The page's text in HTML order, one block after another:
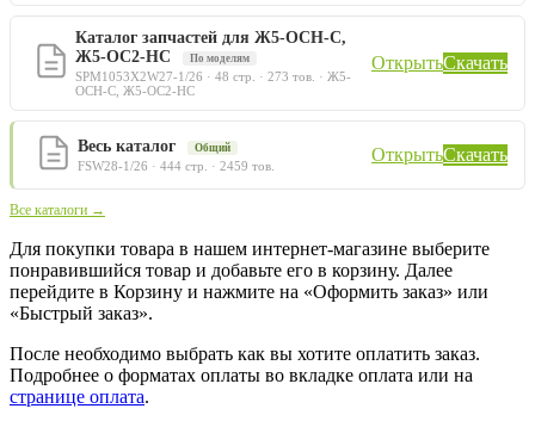
Каталог запчастей для Ж5-ОСН-С,
Ж5-ОС2-НС
По моделям
SPM1053X2W27-1/26 · 48 стр. · 273 тов. · Ж5-
ОСН-С, Ж5-ОС2-НС
ОткрытьСкачать
Весь каталог Общий
FSW28-1/26 · 444 стр. · 2459 тов.
ОткрытьСкачать
Все каталоги →
Для покупки товара в нашем интернет-магазине выберите
понравившийся товар и добавьте его в корзину. Далее
перейдите в Корзину и нажмите на «Оформить заказ» или
«Быстрый заказ».
После необходимо выбрать как вы хотите оплатить заказ.
Подробнее о форматах оплаты во вкладке оплата или на
странице оплата.